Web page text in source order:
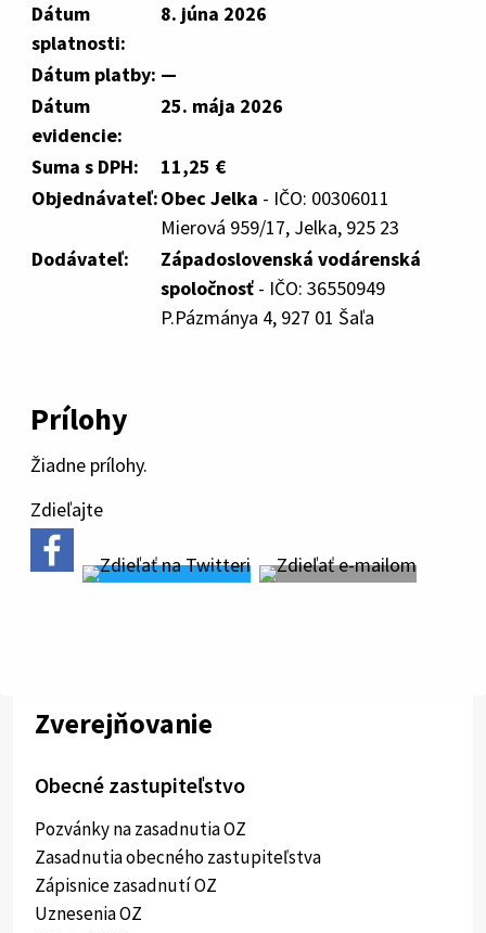
Dátum
splatnosti:
8. júna 2026
Dátum platby: —
Dátum
evidencie:
25. mája 2026
Suma s DPH:
11,25 €
Objednávateľ:Obec Jelka - IČO: 00306011
Mierová 959/17, Jelka, 925 23
Dodávateľ:
Západoslovenská vodárenská
spoločnosť - IČO: 36550949
P.Pázmánya 4, 927 01 Šaľa
Prílohy
Žiadne prílohy.
Zdieľajte
Zverejňovanie
Obecné zastupiteľstvo
Pozvánky na zasadnutia OZ
Zasadnutia obecného zastupiteľstva
Zápisnice zasadnutí OZ
Uznesenia OZ